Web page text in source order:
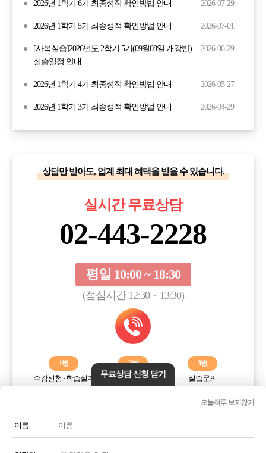
2026년 1학기 6기 최종성적 확인방법 안내 2026-07-29
2026년 1학기 5기 최종성적 확인방법 안내 2026-07-01
[사복실습]2026년도 2학기 5기(09월08일 개강반)
실습일정 안내
2026-06-29
2026년 1학기 4기 최종성적 확인방법 안내 2026-05-27
2026년 1학기 3기 최종성적 확인방법 안내 2026-04-29
상담만 받아도, 업계 최대 혜택을 받을 수 있습니다.
실시간 무료상담
02-443-2228
평일 10:00 ~ 18:30
(점심시간 12:30 ~ 13:30)
1번
수강신청 · 학습설계
2번
학습오류해결
3번
실습문의
전화번호 또는 전화기 모양 아이콘을 클릭하시면 전화통화가
무료상담 신청 닫기
오늘하루 보지않기
이름